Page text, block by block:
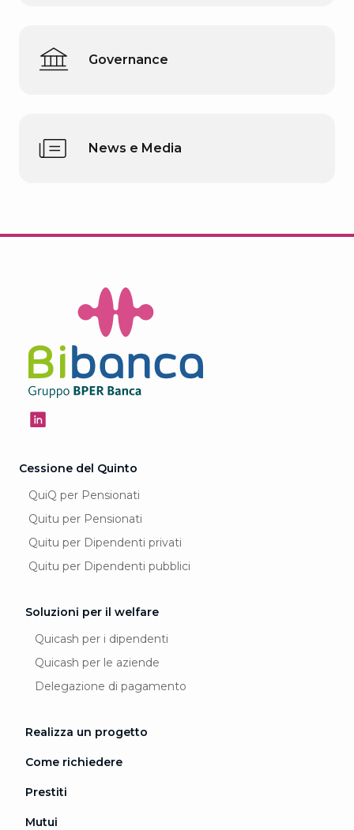
Governance
News e Media
Cessione del Quinto
QuiQ per Pensionati
Quitu per Pensionati
Quitu per Dipendenti privati
Quitu per Dipendenti pubblici
Soluzioni per il welfare
Quicash per i dipendenti
Quicash per le aziende
Delegazione di pagamento
Realizza un progetto
Come richiedere
Prestiti
Mutui